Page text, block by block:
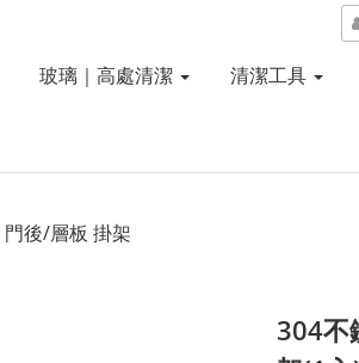
玻璃｜高處清潔 清潔工具
門後/層板 掛架
304不